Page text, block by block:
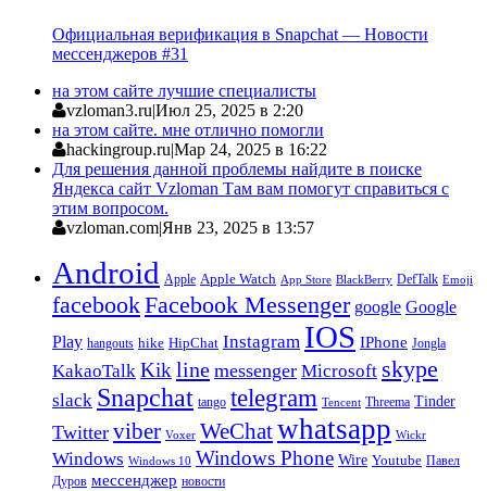
Официальная верификация в Snapchat — Новости
мессенджеров #31
на этом сайте лучшие специалисты
vzloman3.ru|Июл 25, 2025 в 2:20
на этом сайте. мне отлично помогли
hackingroup.ru|Мар 24, 2025 в 16:22
Для решения данной проблемы найдите в поиске
Яндекса сайт Vzloman Там вам помогут справиться с
этим вопросом.
vzloman.com|Янв 23, 2025 в 13:57
Android Apple Apple Watch App Store BlackBerry DefTalk Emoji
facebookFacebook Messenger google Google
Play hangouts hike HipChat Instagram IOS IPhone Jongla
KakaoTalk Kikline messenger Microsoft skype
slack Snapchat tango telegram Tencent Threema Tinder
Twitter viber Voxer WeChatwhatsapp Wickr
Windows Windows 10 Windows Phone Wire Youtube Павел
Дуров мессенджер новости